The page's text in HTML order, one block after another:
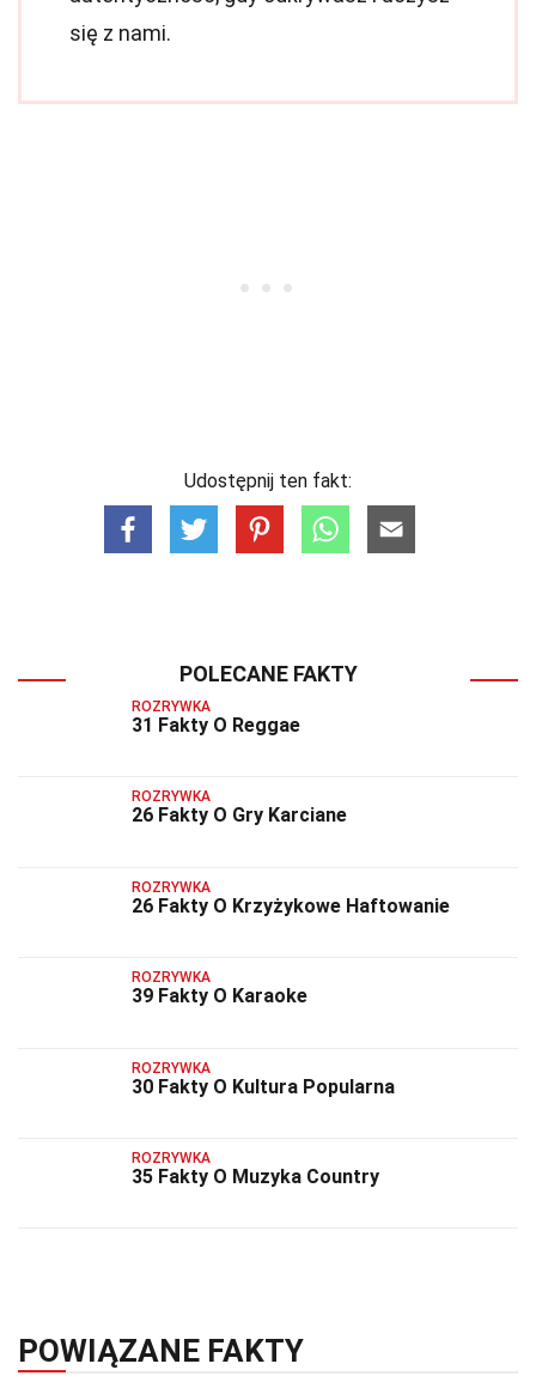
się z nami.
Udostępnij ten fakt:
POLECANE FAKTY
ROZRYWKA
31 Fakty O Reggae
ROZRYWKA
26 Fakty O Gry Karciane
ROZRYWKA
26 Fakty O Krzyżykowe Haftowanie
ROZRYWKA
39 Fakty O Karaoke
ROZRYWKA
30 Fakty O Kultura Popularna
ROZRYWKA
35 Fakty O Muzyka Country
POWIĄZANE FAKTY